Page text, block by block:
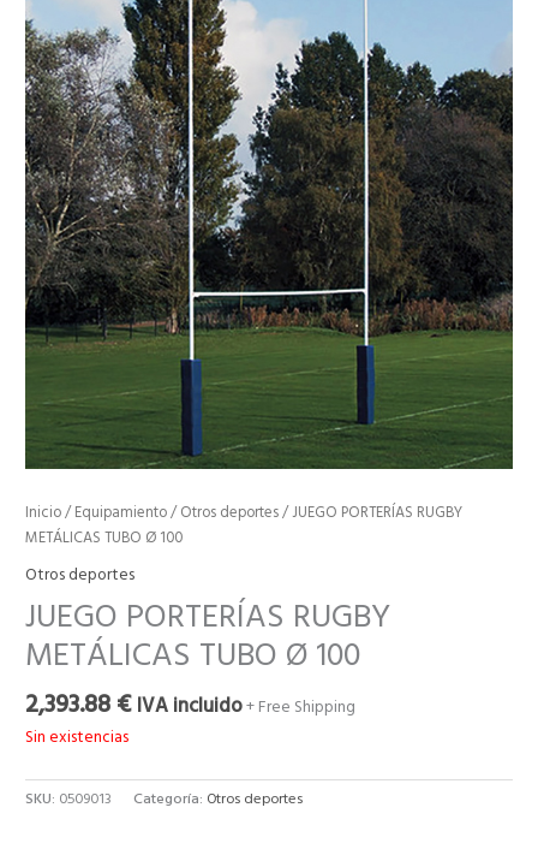
Inicio/Equipamiento/Otros deportes/ JUEGO PORTERÍAS RUGBY
METÁLICAS TUBO Ø 100
Otros deportes
JUEGO PORTERÍAS RUGBY
METÁLICAS TUBO Ø 100
2,393.88€ IVA incluido+ Free Shipping
Sin existencias
SKU: 0509013 Categoría: Otros deportes